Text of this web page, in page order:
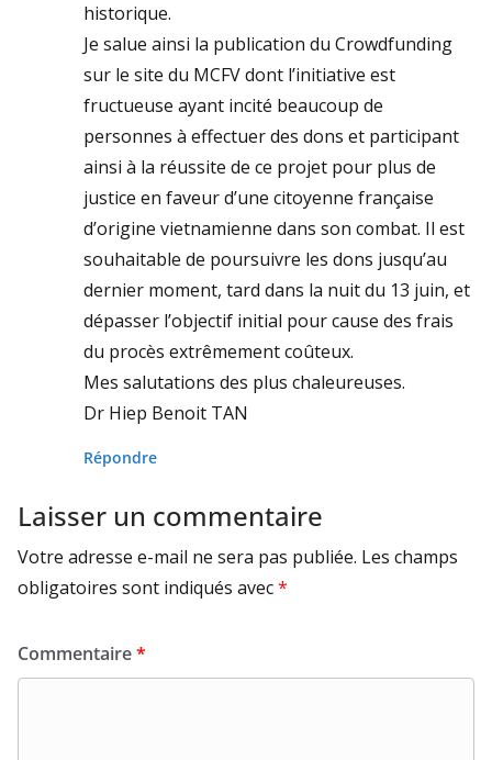
historique.
Je salue ainsi la publication du Crowdfunding
sur le site du MCFV dont l’initiative est
fructueuse ayant incité beaucoup de
personnes à effectuer des dons et participant
ainsi à la réussite de ce projet pour plus de
justice en faveur d’une citoyenne française
d’origine vietnamienne dans son combat. Il est
souhaitable de poursuivre les dons jusqu’au
dernier moment, tard dans la nuit du 13 juin, et
dépasser l’objectif initial pour cause des frais
du procès extrêmement coûteux.
Mes salutations des plus chaleureuses.
Dr Hiep Benoit TAN
Répondre
Laisser un commentaire
Votre adresse e-mail ne sera pas publiée. Les champs
obligatoires sont indiqués avec*
Commentaire*